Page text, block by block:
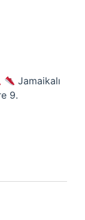
Jamaikalı
9.